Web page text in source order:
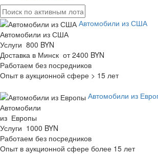
Автомобили из США
Автомобили из США
Услуги 800 BYN
Доставка в Минск от 2400 BYN
Работаем без посредников
Опыт в аукционной сфере > 15 лет
Автомобили из
Автомобили
из Европы
Услуги 1000 BYN
Работаем без посредников
Опыт в аукционной сфере более 15 лет